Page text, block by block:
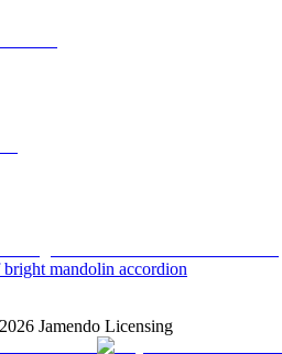
mandolin accordion
2026 Jamendo Licensing